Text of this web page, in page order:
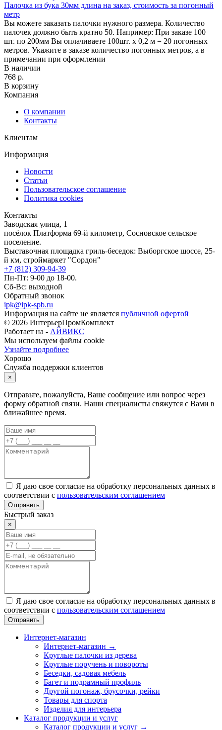
Палочка из бука 30мм длина на заказ, стоимость за погонный
метр
Вы можете заказать палочки нужного размера. Количество
палочек должно быть кратно 50. Например: При заказе 100
шт. по 200мм Вы оплачиваете 100шт. х 0,2 м = 20 погонных
метров. Укажите в заказе количество погонных метров, а в
примечании при оформлении
В наличии
768 р.
В корзину
Компания
О компании
Контакты
Клиентам
Информация
Новости
Статьи
Пользовательское соглашение
Политика cookies
Контакты
Заводская улица, 1
посёлок Платформа 69-й километр, Сосновское сельское
поселение.
Выставочная площадка гриль-беседок: Выборгское шоссе, 25-
й км, строймаркет "Сордон"
+7 (812) 309-94-39
Пн-Пт: 9-00 до 18-00.
Сб-Вс: выходной
Обратный звонок
ipk@ipk-spb.ru
Информация на сайте не является публичной офертой
© 2026 ИнтерьерПромКомплект
Работает на - АЙВИКС
Мы используем файлы cookie
Узнайте подробнее
Хорошо
Служба поддержки клиентов
×
Отправьте, пожалуйста, Ваше сообщение или вопрос через
форму обратной связи. Наши специалисты свяжутся с Вами в
ближайшее время.
Я даю свое согласие на обработку персональных данных в
соответствии с пользовательским соглашением
Отправить
Быстрый заказ
×
Я даю свое согласие на обработку персональных данных в
соответствии с пользовательским соглашением
Отправить
Интернет-магазин
Интернет-магазин →
Круглые палочки из дерева
Круглые поручень и повороты
Беседки, садовая мебель
Багет и подрамный профиль
Другой погонаж, брусочки, рейки
Товары для спорта
Изделия для интерьера
Каталог продукции и услуг
Каталог продукции и услуг →